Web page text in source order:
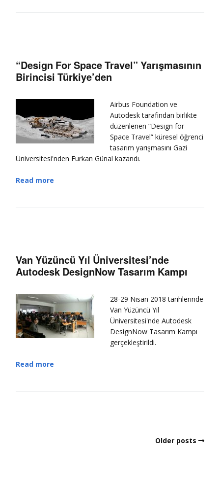
“Design For Space Travel” Yarışmasının
Birincisi Türkiye’den
Airbus Foundation ve
Autodesk tarafından birlikte
düzenlenen “Design for
Space Travel” küresel öğrenci
tasarım yarışmasını Gazi
Üniversitesi'nden Furkan Günal kazandı.
Read more
Van Yüzüncü Yıl Üniversitesi’nde
Autodesk DesignNow Tasarım Kampı
28-29 Nisan 2018 tarihlerinde
Van Yüzüncü Yıl
Üniversitesi'nde Autodesk
DesignNow Tasarım Kampı
gerçekleştirildi.
Read more
Older posts